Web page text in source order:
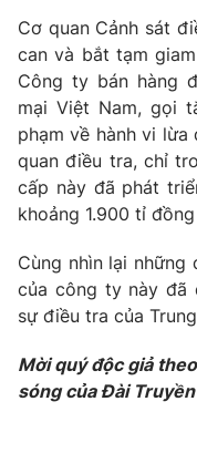
Câu chuyện quốc tế
Thị trường
Góc doanh nghiệp
Dữ liệu và đời sống
Truyền hình
Phim VTV
Hậu trường
Nhân vật
Khán giả
Giải sao mai
Giải trí
Điện ảnh
Sao
Đời sống
Du lịch
Làm đẹp
Giáo dục
Tuyển sinh
Học trực tuyến
Hitech Công nghệ
Giao lưu trực tuyến
Cơ quan Cảnh sát
can và bắt tạm
Công ty bán hàng
mại Việt Nam, gọi
phạm về hành vi
quan điều tra, chỉ
cấp này đã phát
khoảng 1.900 tỉ
Cùng nhìn lại những
của công ty này đã
sự điều tra của
Mời quý độc giả
sóng của Đài